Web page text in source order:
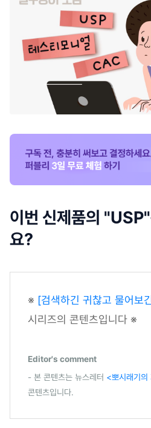
이번 신제품의
요?
※ [검색하긴 귀찮고 물어보
시리즈의 콘텐츠입니다 ※
Editor's comment
- 본 콘텐츠는 뉴스레터 <뽀시래기의
콘텐츠입니다.